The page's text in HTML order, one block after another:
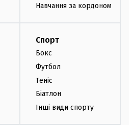
Навчання за кордоном
Спорт
Бокс
Футбол
Теніс
Біатлон
Інші види спорту